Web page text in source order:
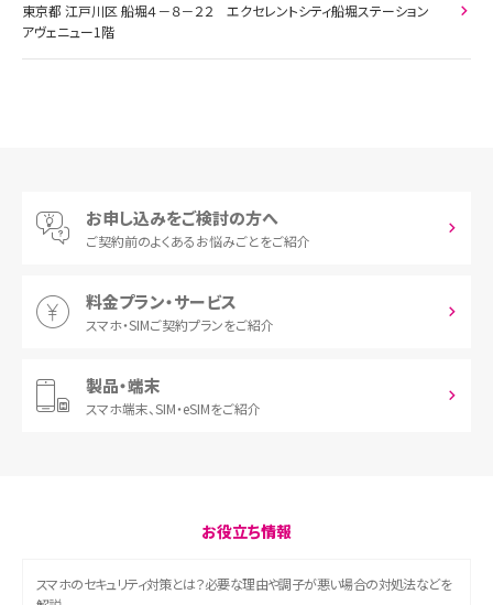
東京都 江戸川区 船堀４－８－２２ エクセレントシティ船堀ステーション
アヴェニュー1階
お申し込みをご検討の方へ
ご契約前のよくあるお悩みごとをご紹介
料金プラン・サービス
スマホ・SIMご契約プランをご紹介
製品・端末
スマホ端末、SIM・eSIMをご紹介
お役立ち情報
スマホのセキュリティ対策とは？必要な理由や調子が悪い場合の対処法などを